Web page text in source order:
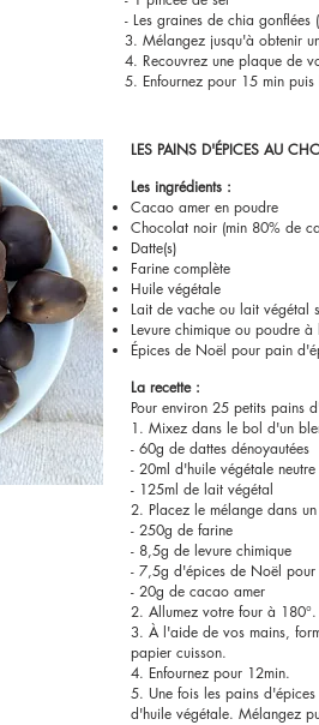
- Les graines de chia gonflées
3. Mélangez jusqu'à obtenir
4. Recouvrez une plaque de
5. Enfournez pour 15 min
LES PAINS D'ÉPICES AU
Les ingrédients :
Cacao amer en poudre
Chocolat noir (min 80% de
Datte(s)
Farine complète
Huile végétale
Lait de vache ou lait végétal
Levure chimique ou poudre à
Épices de Noël pour pain
La recette :
Pour environ 25 petits pains
1. Mixez dans le bol d'un
- 60g de dattes dénoyautées
- 20ml d'huile végétale neutre
- 125ml de lait végétal
2. Placez le mélange dans
- 250g de farine
- 8,5g de levure chimique
- 7,5g d'épices de Noël
- 20g de cacao amer
2. Allumez votre four à
3. À l'aide de vos mains,
papier cuisson.
4. Enfournez pour 12min.
5. Une fois les pains
d'huile végétale. Mélangez